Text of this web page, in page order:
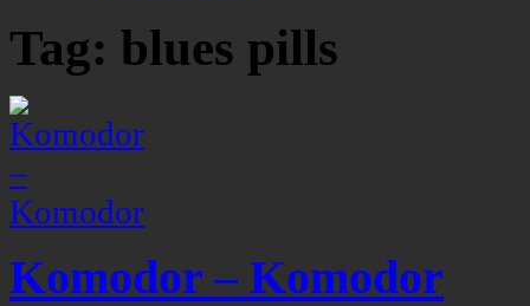
Tag: blues pills
Komodor – Komodor